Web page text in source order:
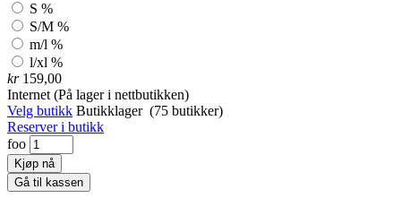
S %
S/M %
m/l %
l/xl %
kr 159,00
Internet (På lager i nettbutikken)
Velg butikk Butikklager(75 butikker)
Reserver i butikk
foo